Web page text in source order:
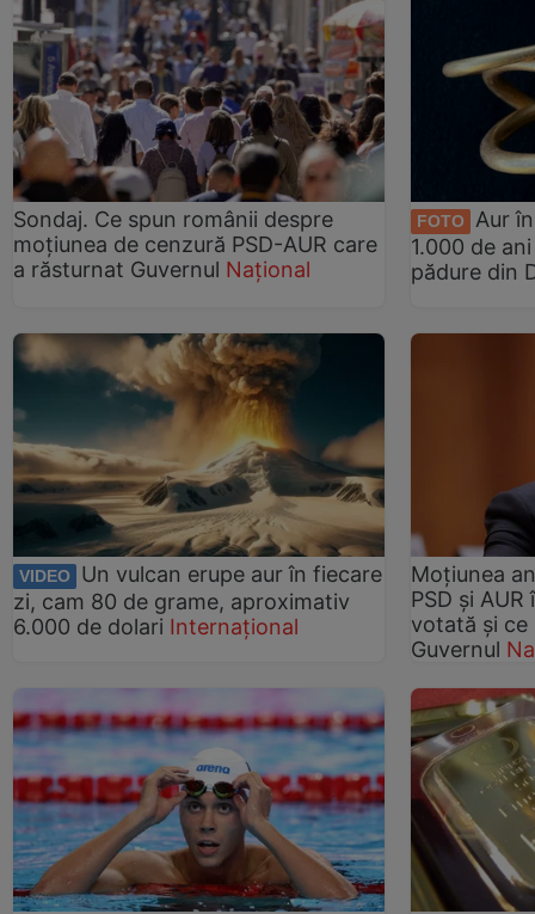
Sondaj. Ce spun românii despre
moțiunea de cenzură PSD-AUR care
a răsturnat Guvernul Național
FOTO
Aur
1.000 de
pădure din
VIDEO
Un vulcan erupe aur în fiecare
zi, cam 80 de grame, aproximativ
6.000 de dolari Internațional
Moțiunea
PSD și
votată și ce
Guvernul